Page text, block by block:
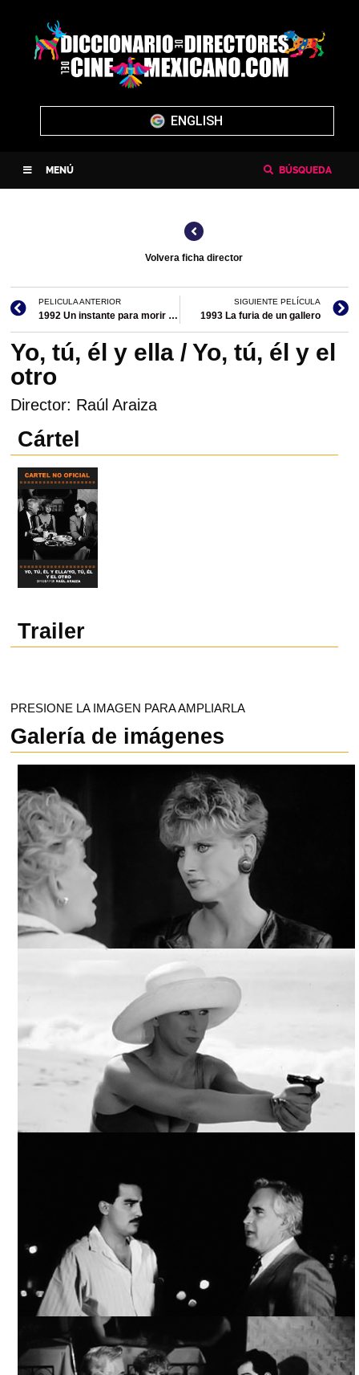
ENGLISH
MENÚ BÚSQUEDA
Volvera ficha director
PELICULA ANTERIOR
1992 Un instante para morir / Asesino del Zodiaco
SIGUIENTE PELÍCULA
1993 La furia de un gallero
Yo, tú, él y ella / Yo, tú, él y el
otro
Director: Raúl Araiza
Cártel
Trailer
PRESIONE LA IMAGEN PARA AMPLIARLA
Galería de imágenes
YO, TÚ, ÉL Y ELLA / YO, TÚ, ÉL Y EL OTRO, ARCHIVO
TELEVICINE
YO, TÚ, ÉL Y ELLA / YO, TÚ, ÉL Y EL OTRO, ARCHIVO